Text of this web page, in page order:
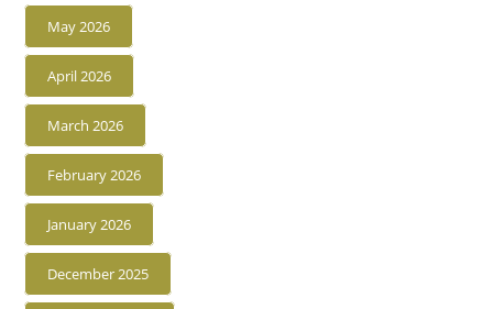
May 2026
April 2026
March 2026
February 2026
January 2026
December 2025